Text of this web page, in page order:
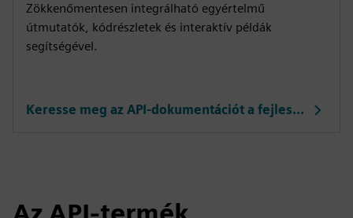
Zökkenőmentesen integrálható egyértelmű
útmutatók, kódrészletek és interaktív példák
segítségével.
Keresse meg az API-dokumentációt a fejlesztői portálon